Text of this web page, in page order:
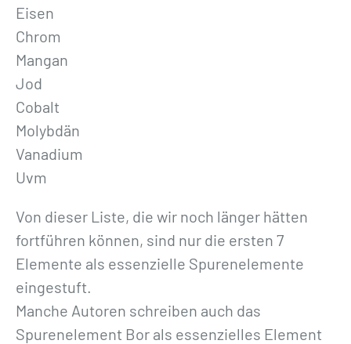
Eisen
Chrom
Mangan
Jod
Cobalt
Molybdän
Vanadium
Uvm
Von dieser Liste, die wir noch länger hätten
fortführen können, sind nur die ersten 7
Elemente als essenzielle Spurenelemente
eingestuft.
Manche Autoren schreiben auch das
Spurenelement Bor als essenzielles Element